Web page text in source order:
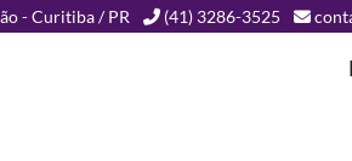
- Curitiba / PR (41) 3286-3525